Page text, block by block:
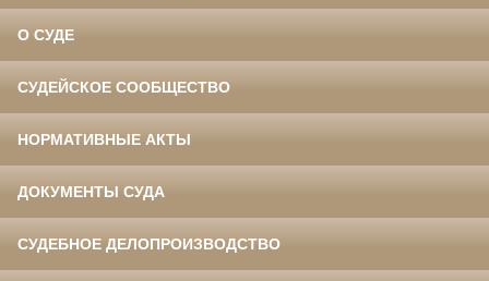
О СУДЕ
СУДЕЙСКОЕ СООБЩЕСТВО
НОРМАТИВНЫЕ АКТЫ
ДОКУМЕНТЫ СУДА
СУДЕБНОЕ ДЕЛОПРОИЗВОДСТВО